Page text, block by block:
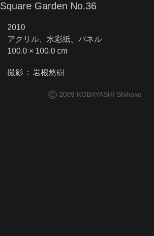
Square Garden No.36
2010
アクリル、水彩紙、パネル
100.0 × 100.0 cm
撮影 : 岩根悠樹
© 2009 KOBAYASHI Shihoko